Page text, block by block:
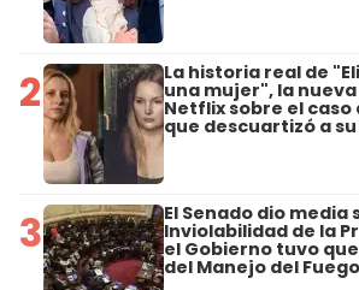
2 La historia real de
una mujer", la
Netflix sobre el caso
que descuartizó a
3 El Senado dio media
Inviolabilidad de la
el Gobierno tuvo
del Manejo del Fuego